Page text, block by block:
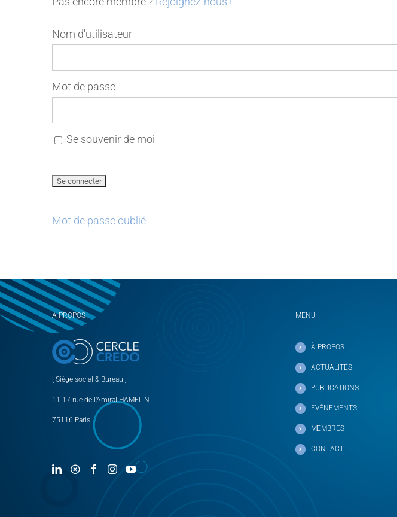
Nom d'utilisateur
Mot de passe
Se souvenir de moi
Mot de passe oublié
À PROPOS
[ Siège social & Bureau ]
11-17 rue de l’Amiral HAMELIN
75116 Paris
MENU
À PROPOS
ACTUALITÉS
PUBLICATIONS
EVÉNEMENTS
MEMBRES
CONTACT